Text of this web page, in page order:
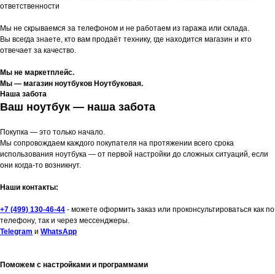
ответственности
Мы не скрываемся за телефоном и не работаем из гаража или склада.
Вы всегда знаете, кто вам продаёт технику, где находится магазин и кто
отвечает за качество.
Мы не маркетплейс.
Мы — магазин ноутбуков Ноутбуковая.
Наша забота
Ваш ноутбук — наша забота
Покупка — это только начало.
Мы сопровождаем каждого покупателя на протяжении всего срока
использования ноутбука — от первой настройки до сложных ситуаций, если
они когда-то возникнут.
Наши контакты:
+7 (499) 130-46-44 - можете оформить заказ или проконсультироваться как по
телефону, так и через мессенджеры.
Telegram и WhatsApp
Поможем с настройками и программами